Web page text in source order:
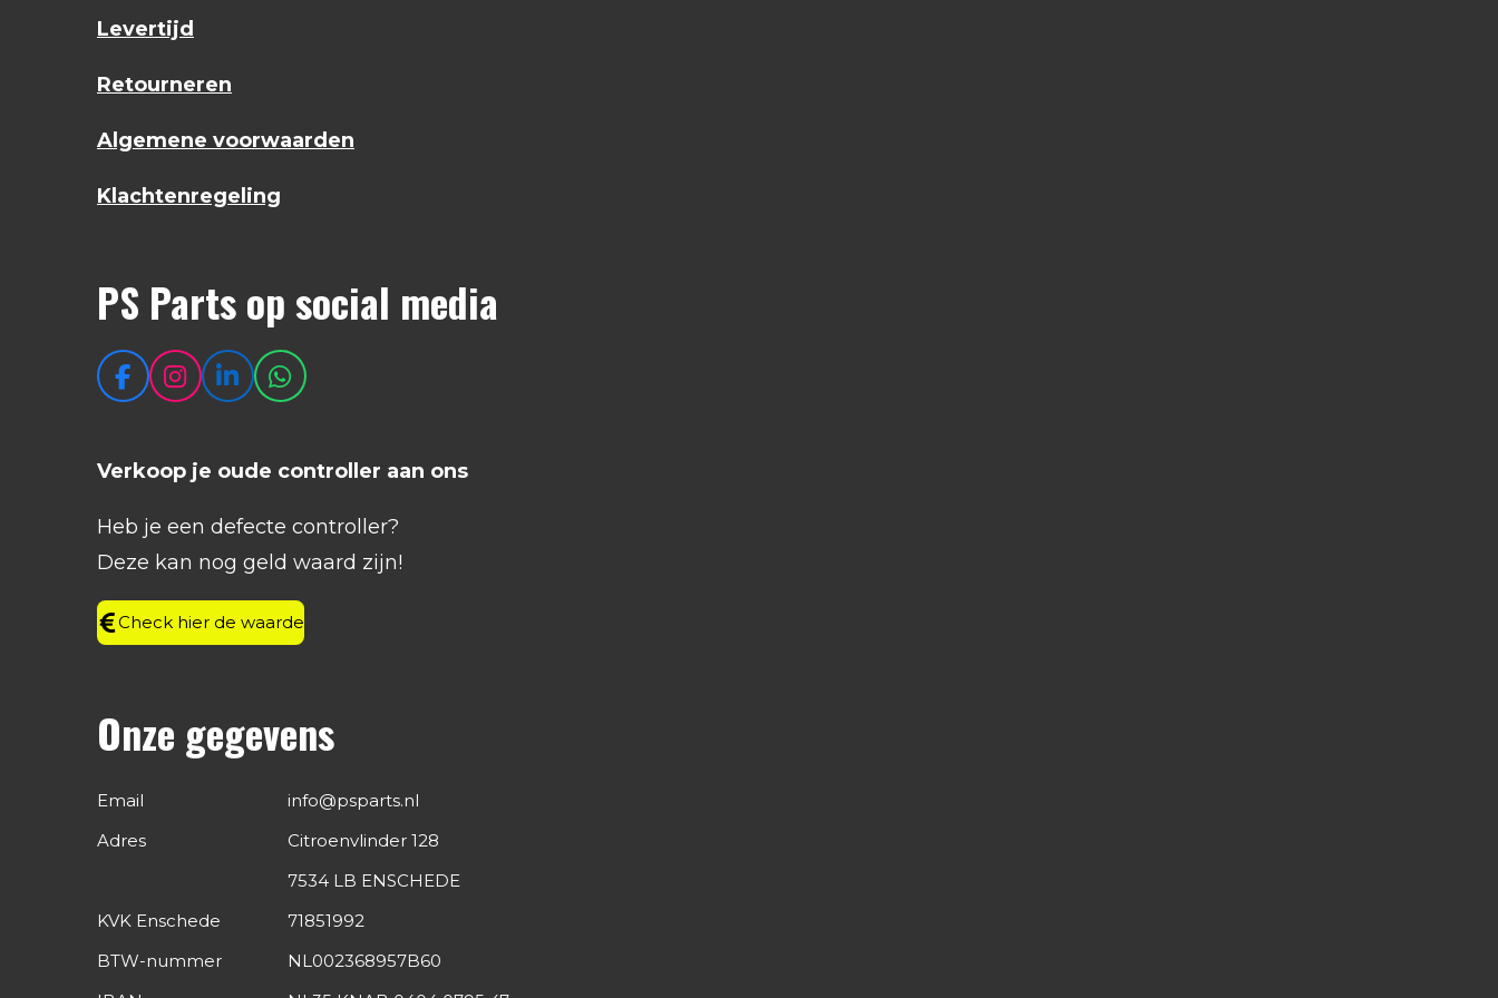
Levertijd
Retourneren
Algemene voorwaarden
Klachtenregeling
PS Parts op social media
F
a
b
o
k
I
n
a
r
a
L
i
e
I
n
W
h
s
p
p
Verkoop je oude controller aan ons
Heb je een defecte controller?
Deze kan nog geld waard zijn!
Check hier de waarde
Onze gegevens
Email
info@psparts.nl
Adres
Citroenvlinder 128
7534 LB ENSCHEDE
KVK Enschede
71851992
BTW-nummer
NL002368957B60